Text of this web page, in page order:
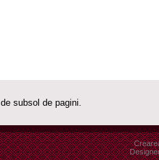
subsol de pagini.